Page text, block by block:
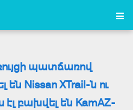
պատճառով
են Nissan XTrail-ն ու
էլ բախվել են KamAZ-